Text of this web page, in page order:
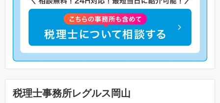
税理士事務所レグルス岡山